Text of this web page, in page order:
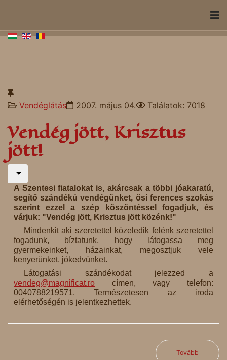
Vendéglátás 2007. május 04. Találatok: 7018
Vendég jött, Krisztus
jött!
A Szentesi fiatalokat is, akárcsak a többi jóakaratú,
segítő szándékú vendégünket, ősi ferences szokás
szerint ezzel a szép köszöntéssel fogadjuk, és
várjuk: "Vendég jött, Krisztus jött közénk!"
Mindenkit aki szeretettel közeledik felénk szeretettel
fogadunk, bíztatunk, hogy látogassa meg
gyermekeinket, házainkat, megosztjuk vele
kenyerünket, jókedvünket.
Látogatási szándékodat jelezzed a
vendeg@magnificat.ro címen, vagy telefon:
0040788219571. Természetesen az iroda
elérhetőségén is jelentkezhettek.
Tovább